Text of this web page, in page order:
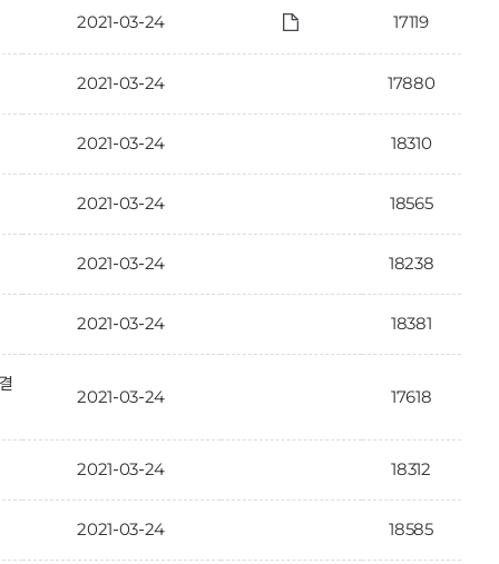
2021-03-24 17119
2021-03-24 17880
2021-03-24 18310
2021-03-24 18565
2021-03-24 18238
2021-03-24 18381
2021-03-24 17618
2021-03-24 18312
2021-03-24 18585